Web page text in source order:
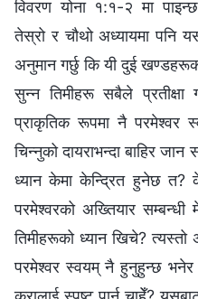
विवरण योना १:१-२ मा
तेस्रो र चौथो अध्यायमा पनि
अनुमान गर्छु कि यी दुई
सुन्‍न तिमीहरू सबैले
प्राकृतिक रूपमा नै परमेश्‍वर
चिन्‍नुको दायराभन्दा बाहिर
ध्यान केमा केन्द्रित हुनेछ त?
परमेश्‍वरको अख्तियार
तिमीहरूको ध्यान खिचे?
परमेश्‍वर स्वयम्‌ नै हुनुहुन्छ